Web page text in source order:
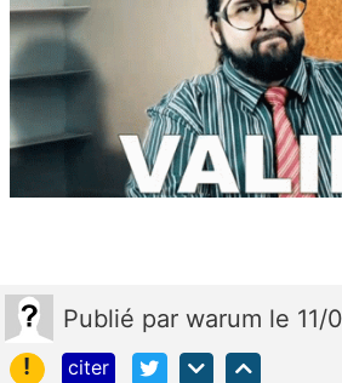
Publié par warum le 11/
!
citer